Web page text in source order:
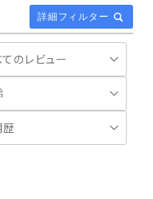
詳細フィルター